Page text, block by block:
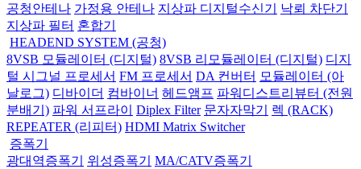
공청안테나 가정용 안테나 지상파 디지털수신기
낙뢰 차단기
지상파 필터 혼합기
HEADEND SYSTEM (공청)
8VSB 모듈레이터 (디지털) 8VSB 리모듈레이터 (디지털) 디지
털 시그널 프로세서 FM 프로세서 DA 컨버터 모듈레이터 (아
날로그) 디바이더 컴바이너 헤드앰프 파워디스트리뷰터 (전원
분배기) 파워 서프라이 Diplex Filter 문자자막기
렉 (RACK)
REPEATER (리피터) HDMI Matrix Switcher
증폭기
광대역증폭기
위성증폭기
MA/CATV증폭기